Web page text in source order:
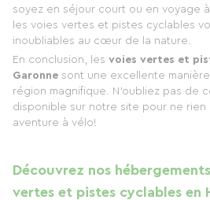
soyez en séjour court ou en voyage
les voies vertes et pistes cyclables
inoubliables au cœur de la nature.
En conclusion, les voies vertes et
Garonne sont une excellente
région magnifique. N'oubliez pas de
disponible sur notre site pour ne rien
aventure à vélo!
Découvrez nos
vertes et pistes cyclables en